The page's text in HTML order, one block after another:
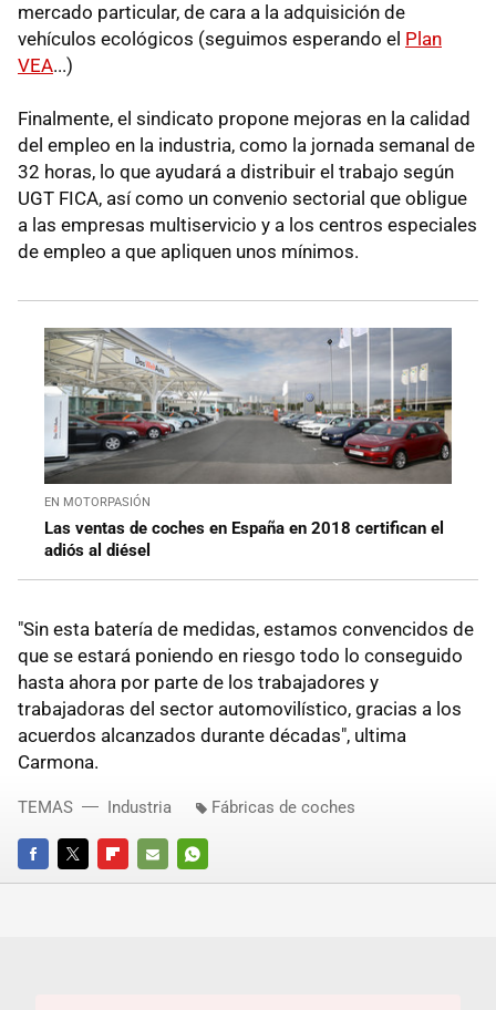
mercado particular, de cara a la adquisición de
vehículos ecológicos (seguimos esperando el Plan
VEA...)
Finalmente, el sindicato propone mejoras en la calidad
del empleo en la industria, como la jornada semanal de
32 horas, lo que ayudará a distribuir el trabajo según
UGT FICA, así como un convenio sectorial que obligue
a las empresas multiservicio y a los centros especiales
de empleo a que apliquen unos mínimos.
EN MOTORPASIÓN
Las ventas de coches en España en 2018 certifican el
adiós al diésel
"Sin esta batería de medidas, estamos convencidos de
que se estará poniendo en riesgo todo lo conseguido
hasta ahora por parte de los trabajadores y
trabajadoras del sector automovilístico, gracias a los
acuerdos alcanzados durante décadas", ultima
Carmona.
FACEBOOKTWITTERFLIPBOARD
E-
WHATSAPP
TEMAS Industria Fábricas de coches